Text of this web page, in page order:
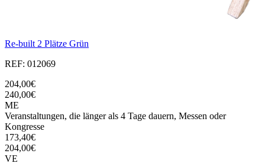
Re-built 2 Plätze Grün
REF: 012069
204,00€
240,00€
ME
Veranstaltungen, die länger als 4 Tage dauern, Messen oder
Kongresse
173,40€
204,00€
VE